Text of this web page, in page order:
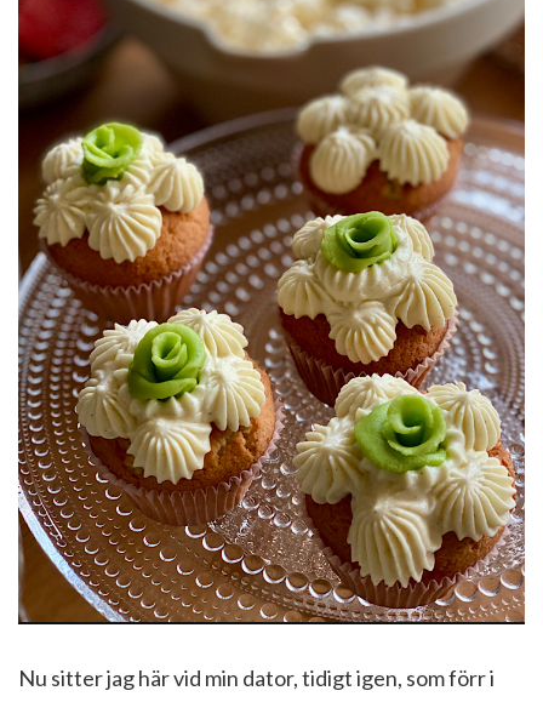
Nu sitter jag här vid min dator, tidigt igen, som förr i